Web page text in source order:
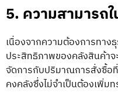
5. ความสามารถ
เนื่องจากความต้องการทา
ประสิทธิภาพของคลังสินค้า
จัดการกับปริมาณการสั่งซื้อ
คงคลังซึ่งไม่จำเป็นต้องเพิ่